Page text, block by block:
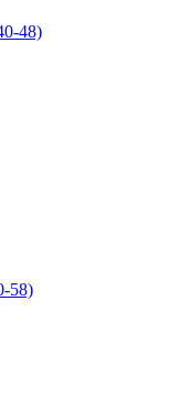
48)
58)